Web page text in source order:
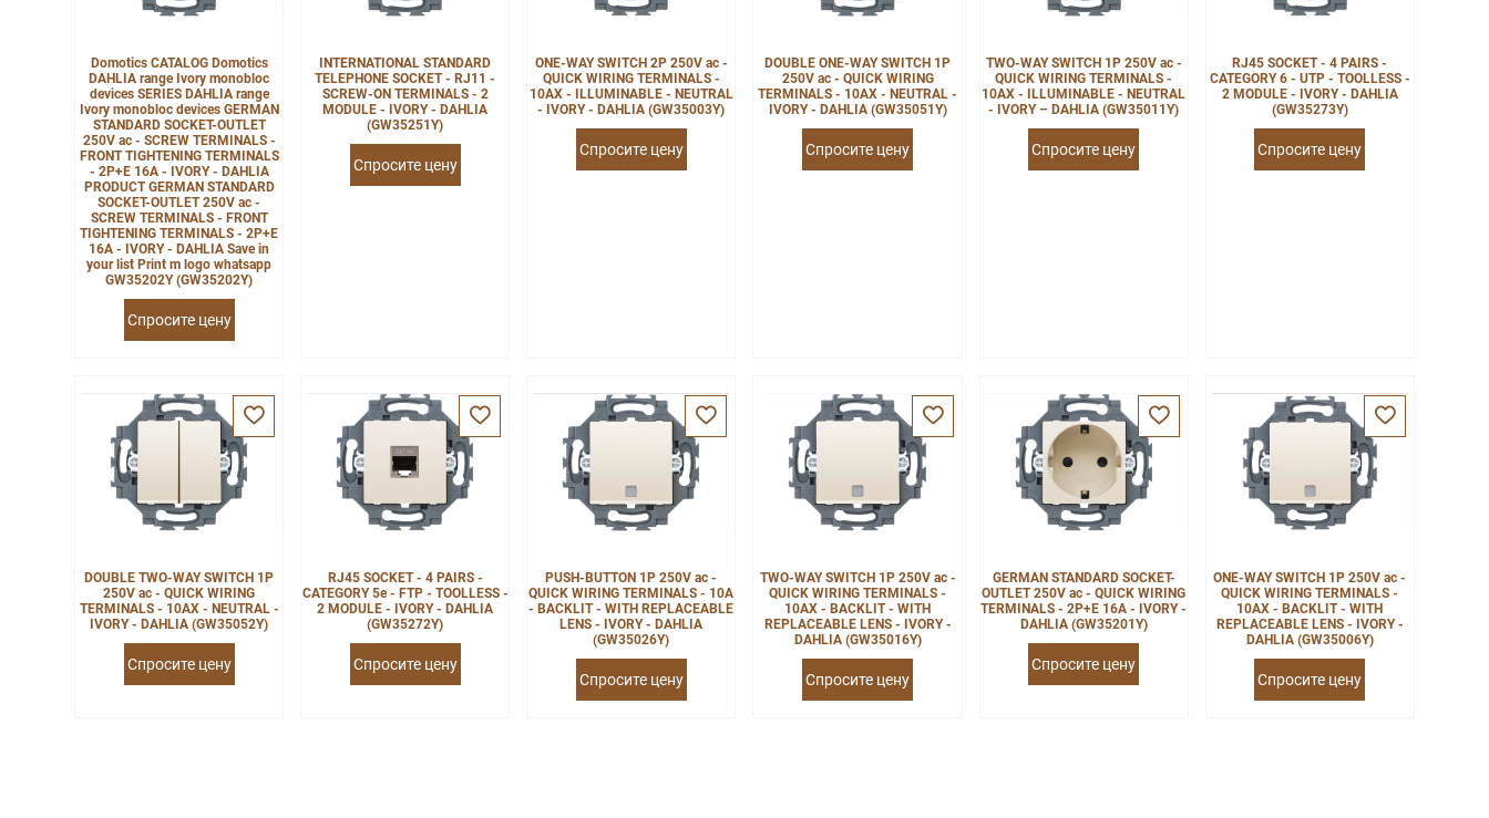
Domotics CATALOG Domotics
DAHLIA range Ivory monobloc
devices SERIES DAHLIA range
Ivory monobloc devices GERMAN
STANDARD SOCKET-OUTLET
250V ac - SCREW TERMINALS -
FRONT TIGHTENING TERMINALS
- 2P+E 16A - IVORY - DAHLIA
PRODUCT GERMAN STANDARD
SOCKET-OUTLET 250V ac -
SCREW TERMINALS - FRONT
TIGHTENING TERMINALS - 2P+E
16A - IVORY - DAHLIA Save in
your list Print m logo whatsapp
GW35202Y (GW35202Y)
Спросите цену
INTERNATIONAL STANDARD
TELEPHONE SOCKET - RJ11 -
SCREW-ON TERMINALS - 2
MODULE - IVORY - DAHLIA
(GW35251Y)
Спросите цену
ONE-WAY SWITCH 2P 250V ac -
QUICK WIRING TERMINALS -
10AX - ILLUMINABLE - NEUTRAL
- IVORY - DAHLIA (GW35003Y)
Спросите цену
DOUBLE ONE-WAY SWITCH 1P
250V ac - QUICK WIRING
TERMINALS - 10AX - NEUTRAL -
IVORY - DAHLIA (GW35051Y)
Спросите цену
TWO-WAY SWITCH 1P 250V ac -
QUICK WIRING TERMINALS -
10AX - ILLUMINABLE - NEUTRAL
- IVORY – DAHLIA (GW35011Y)
Спросите цену
RJ45 SOCKET - 4 PAIRS -
CATEGORY 6 - UTP - TOOLLESS -
2 MODULE - IVORY - DAHLIA
(GW35273Y)
Спросите цену
DOUBLE TWO-WAY SWITCH 1P
250V ac - QUICK WIRING
TERMINALS - 10AX - NEUTRAL -
IVORY - DAHLIA (GW35052Y)
Спросите цену
RJ45 SOCKET - 4 PAIRS -
CATEGORY 5e - FTP - TOOLLESS -
2 MODULE - IVORY - DAHLIA
(GW35272Y)
Спросите цену
PUSH-BUTTON 1P 250V ac -
QUICK WIRING TERMINALS - 10A
- BACKLIT - WITH REPLACEABLE
LENS - IVORY - DAHLIA
(GW35026Y)
Спросите цену
TWO-WAY SWITCH 1P 250V ac -
QUICK WIRING TERMINALS -
10AX - BACKLIT - WITH
REPLACEABLE LENS - IVORY -
DAHLIA (GW35016Y)
Спросите цену
GERMAN STANDARD SOCKET-
OUTLET 250V ac - QUICK WIRING
TERMINALS - 2P+E 16A - IVORY -
DAHLIA (GW35201Y)
Спросите цену
ONE-WAY SWITCH 1P 250V ac -
QUICK WIRING TERMINALS -
10AX - BACKLIT - WITH
REPLACEABLE LENS - IVORY -
DAHLIA (GW35006Y)
Спросите цену